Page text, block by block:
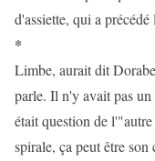
d'assiette, qui a
*
Limbe, aurait dit
parle. Il n'y avait pas
était question de
spirale, ça peut être